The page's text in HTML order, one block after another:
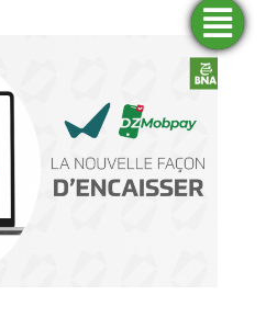
Trouver
une
agence
Demander
un
financement
Simulateurs
Ouvrir
un
compte